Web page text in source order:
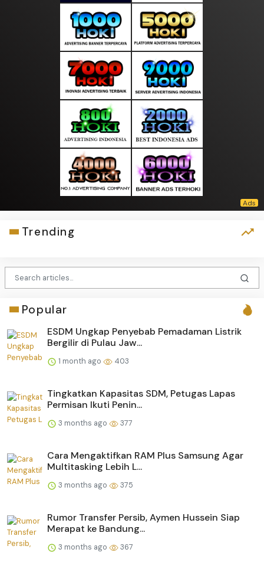
Trending
Popular
ESDM Ungkap Penyebab Pemadaman Listrik
Bergilir di Pulau Jaw...
1 month ago 403
Tingkatkan Kapasitas SDM, Petugas Lapas
Permisan Ikuti Penin...
3 months ago 377
Cara Mengaktifkan RAM Plus Samsung Agar
Multitasking Lebih L...
3 months ago 375
Rumor Transfer Persib, Aymen Hussein Siap
Merapat ke Bandung...
3 months ago 367